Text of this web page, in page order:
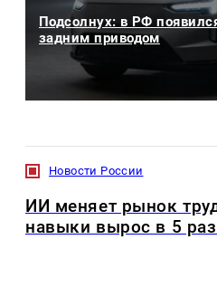
Подсолнух: в РФ
задним приводом
Новости России
ИИ меняет рынок
навыки вырос в 5